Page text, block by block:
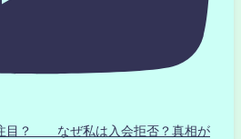
目？ なぜ私は入会拒否？真相が